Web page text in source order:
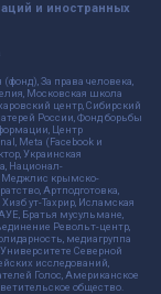
и иностранных
За права человека,
Московская школа
центр, Сибирский
России, Фонд борьбы
Центр
Meta (Facebook и
Украинская
Национал-
Меджлис крымско-
Артподготовка,
ут-Тахрир, Исламская
Братья мусульмане,
Револьт-центр,
медиагруппа
Северной
исследований,
Голос, Американское
общество.